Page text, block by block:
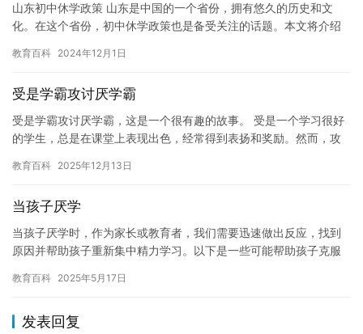
山东初中休学政策 山东是中国的一个省份，拥有悠久的历史和文
化。在这个省份，初中休学政策也是备受关注的话题。本文将介绍
生在…
教育百科 2024年12月1日
受是学霸攻讨厌学霸
受是学霸攻讨厌学霸，这是一个很有趣的故事。 受是一个学习很好
的学生，总是在课堂上表现出色，经常得到表扬和奖励。然而，攻
视了…
教育百科 2025年12月13日
当孩子厌学
当孩子厌学时，作为家长或教育者，我们需要迅速做出反应，找到
原因并帮助孩子重新集中精力学习。以下是一些可能帮助孩子克服
他…
教育百科 2025年5月17日
发表回复